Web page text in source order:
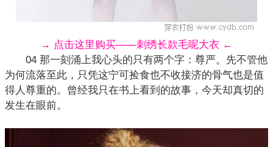
→ 点击这里购买——刺绣长款毛呢大衣 ←
04 那一刻涌上我心头的只有两个字：尊严。先不管他
为何流落至此，只凭这宁可捡食也不收接济的骨气也是值
得人尊重的。曾经我只在书上看到的故事，今天却真切的
发生在眼前。